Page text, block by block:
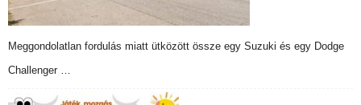
Meggondolatlan fordulás miatt ütközött össze egy Suzuki és egy Dodge
Challenger …